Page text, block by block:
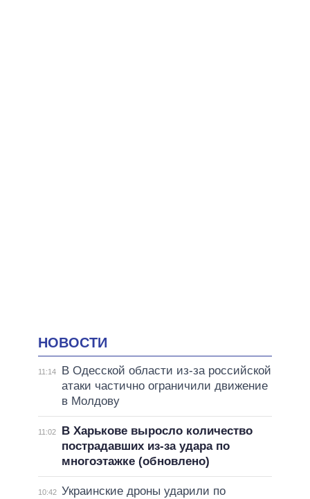
НОВОСТИ
11:14
В Одесской области из-за российской
атаки частично ограничили движение
в Молдову
11:02
В Харькове выросло количество
пострадавших из-за удара по
многоэтажке (обновлено)
10:42 Украинские дроны ударили по